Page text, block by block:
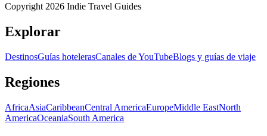
Copyright 2026 Indie Travel Guides
Explorar
DestinosGuías hotelerasCanales de YouTubeBlogs y guías de viaje
Regiones
AfricaAsiaCaribbeanCentral AmericaEuropeMiddle EastNorth
AmericaOceaniaSouth America